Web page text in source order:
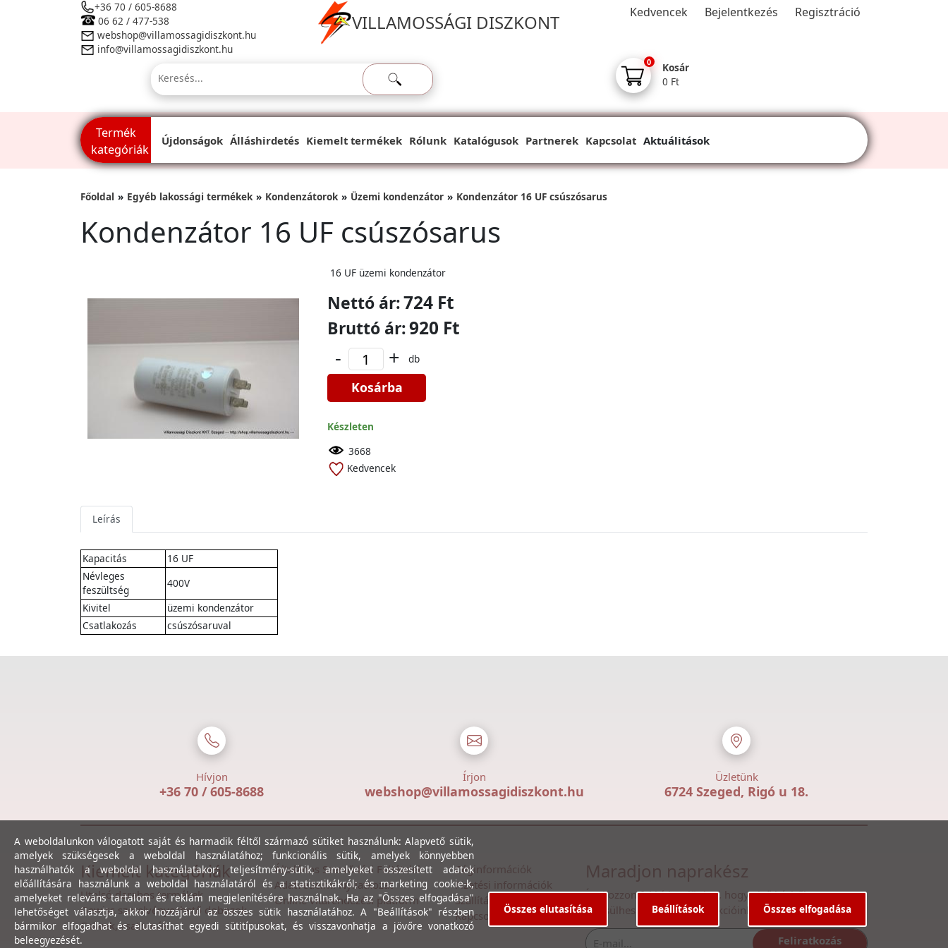
+36 70 / 605-8688
06 62 / 477-538
webshop@villamossagidiszkont.hu
info@villamossagidiszkont.hu
VILLAMOSSÁGI DISZKONT Kedvencek Bejelentkezés Regisztráció
0
Kosár
0 Ft
Termék
kategóriák
Újdonságok Álláshirdetés Kiemelt termékek Rólunk Katalógusok Partnerek Kapcsolat Aktuálitások
Főoldal Egyéb lakossági termékek Kondenzátorok Üzemi kondenzátor Kondenzátor 16 UF csúszósarus
Kondenzátor 16 UF csúszósarus
16 UF üzemi kondenzátor
Nettó ár:724 Ft
Bruttó ár:920 Ft
- + db
Kosárba
Készleten
3668
Kedvencek
Leírás
Kapacitás
16 UF
Névleges
feszültség
400V
Kivitel
üzemi kondenzátor
Csatlakozás
csúszósaruval
Hívjon
+36 70 / 605-8688
Írjon
webshop@villamossagidiszkont.hu
Üzletünk
6724 Szeged, Rigó u 18.
Kiemelt kategóriák
Utolsó darabos termékek
Gewiss szerelvényezhető dobozok
Csövek, csatornák
Általános Szerződési Feltételek
Adatvédelmi Nyilatkozat
Online vitarendezési platform
Céginformációk
Fizetési információk
Szállítási információk
Kapcsolat
Maradjon naprakész
Íratkozzon fel hírlevelünkre, hogy első kézből
értesülhessen legfrissebb akcióinkról
Feliratkozás
A weboldalunkon válogatott saját és harmadik féltől származó sütiket használunk: Alapvető sütik,
amelyek szükségesek a weboldal használatához; funkcionális sütik, amelyek könnyebben
használhatók a weboldal használatakor; teljesítmény-sütik, amelyeket összesített adatok
előállítására használunk a weboldal használatáról és a statisztikákról; és marketing cookie-k,
amelyeket releváns tartalom és reklám megjelenítésére használnak. Ha az "Összes elfogadása"
lehetőséget választja, akkor hozzájárul az összes sütik használatához. A "Beállítások" részben
bármikor elfogadhat és elutasíthat egyedi sütitípusokat, és visszavonhatja a jövőre vonatkozó
beleegyezését.
Összes elutasítása Beállítások Összes elfogadása